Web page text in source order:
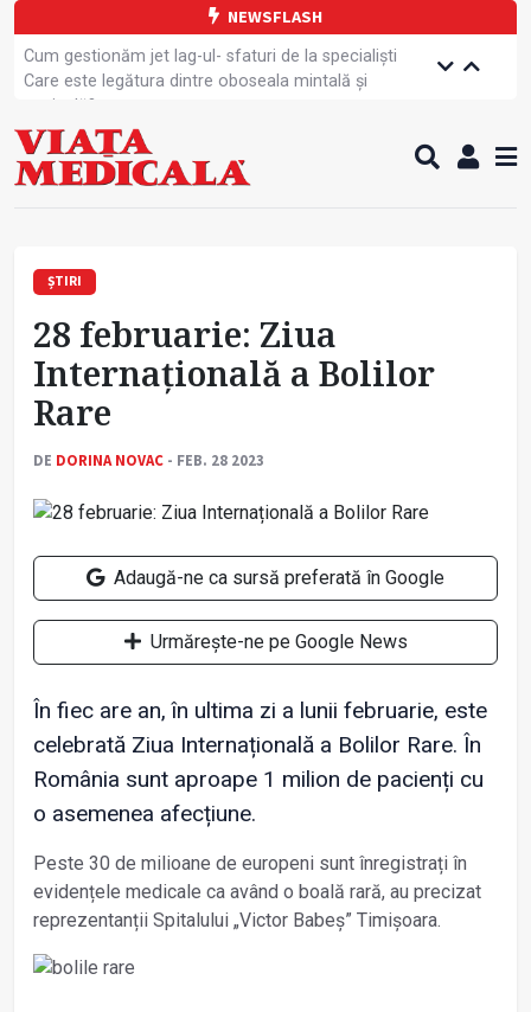
NEWSFLASH
Cum gestionăm jet lag-ul- sfaturi de la specialiști
Care este legătura dintre oboseala mintală și
caniculă?
Campanie de prevenție dedicată sportivelor
Un nou studiu pentru testarea unui vaccin împotriva
tulpinei Bundibugyo a virusului Ebola
sănătate
Demersuri pentru acces transfrontalier la date
Contractul cadru ar putea fi modificat
Comercializarea unor medicamente, blocată
temporar
ȘTIRI
28 februarie: Ziua
Internațională a Bolilor
Rare
DE DORINA NOVAC - FEB. 28 2023
Adaugă-ne ca sursă preferată în Google
Urmărește-ne pe Google News
În fiec are an, în ultima zi a lunii februarie, este
celebrată Ziua Internațională a Bolilor Rare. În
România sunt aproape 1 milion de pacienți cu
o asemenea afecțiune.
Peste 30 de milioane de europeni sunt înregistrați în
evidențele medicale ca având o boală rară, au precizat
reprezentanții Spitalului „Victor Babeș” Timișoara.